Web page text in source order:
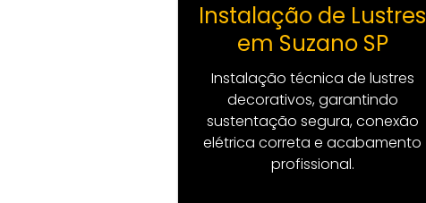
Instalação de Lustres
em Suzano SP
Instalação técnica de lustres
decorativos, garantindo
sustentação segura, conexão
elétrica correta e acabamento
profissional.